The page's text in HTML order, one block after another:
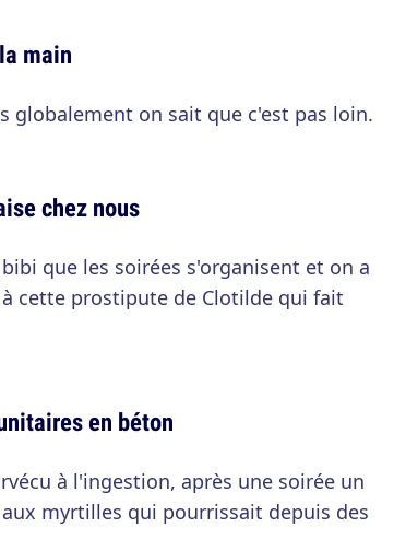
main
globalement on sait que c'est pas loin.
chez nous
que les soirées s'organisent et on a
cette prostipute de Clotilde qui fait
en béton
à l'ingestion, après une soirée un
myrtilles qui pourrissait depuis des